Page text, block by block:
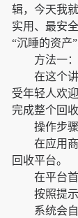
辑，今天我
实用、最安
“沉睡的资产
方法一：
在这个讲
受年轻人欢
完成整个回收
操作步骤
在应用商
回收平台。
在平台首
按照提示
系统会自